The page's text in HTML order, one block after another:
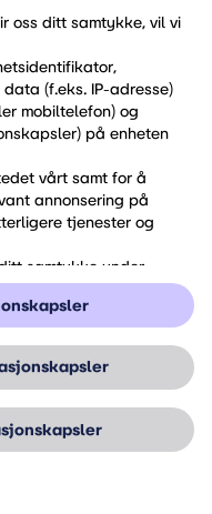
oss ditt samtykke, vil vi
(f.eks. IP-adresse)
mobiltelefon) og
på enheten
vårt samt for å
annonsering på
tjenester og
samtykke under
eller foreta
på at
virkning for fremtiden.
og lignende
for
om
med firefly-
på følgende:
beskrivelsene av
3.4 i denne
av
grunnlaget er
, er disse
under kolonnen
på at
grunnlag som